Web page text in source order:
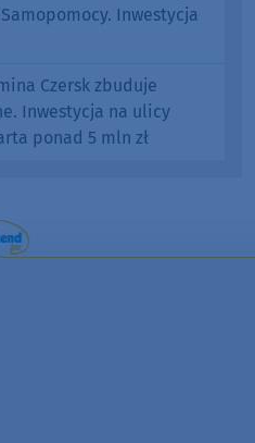
Inwestycja
Czersk zbuduje
Inwestycja na ulicy
ponad 5 mln zł